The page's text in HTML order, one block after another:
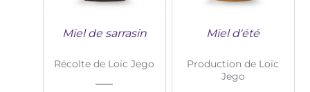
Miel de sarrasin
Récolte de Loïc Jego
Miel d'été
Production de Loïc
Jego